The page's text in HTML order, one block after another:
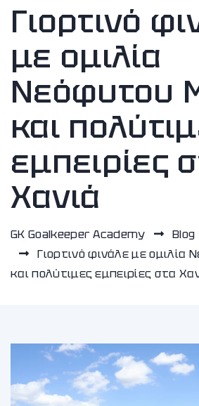
Γιορτινό
με ομιλία
Νεόφυτου
και
εμπειρίες
Χανιά
GK Goalkeeper Academy Blog
Γιορτινό φινάλε με ομιλία
και πολύτιμες εμπειρίες στα